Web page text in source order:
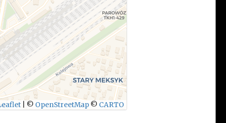
© OpenStreetMap © CARTO